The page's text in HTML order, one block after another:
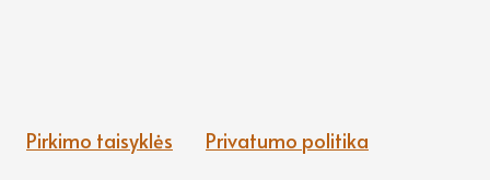
Pirkimo taisyklės Privatumo politika